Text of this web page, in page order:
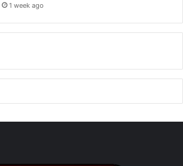
1 week ago